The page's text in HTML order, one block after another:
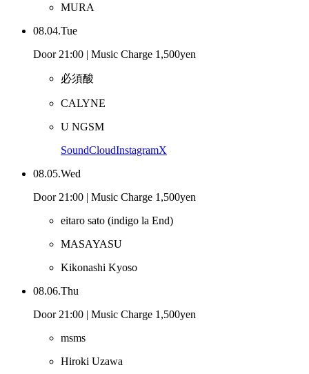
MURA
08.04.Tue
Door 21:00 | Music Charge 1,500yen
必須酸
CALYNE
U NGSM
SoundCloudInstagramX
08.05.Wed
Door 21:00 | Music Charge 1,500yen
eitaro sato (indigo la End)
MASAYASU
Kikonashi Kyoso
08.06.Thu
Door 21:00 | Music Charge 1,500yen
msms
Hiroki Uzawa